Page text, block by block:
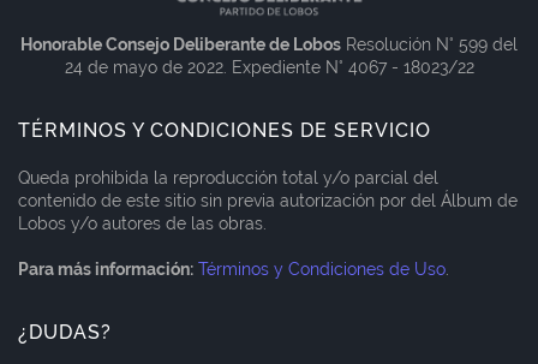
Honorable Consejo Deliberante de Lobos Resolución N° 599 del
24 de mayo de 2022. Expediente N° 4067 - 18023/22
TÉRMINOS Y CONDICIONES DE SERVICIO
Queda prohibida la reproducción total y/o parcial del
contenido de este sitio sin previa autorización por del Álbum de
Lobos y/o autores de las obras.
Para más información: Términos y Condiciones de Uso.
¿DUDAS?